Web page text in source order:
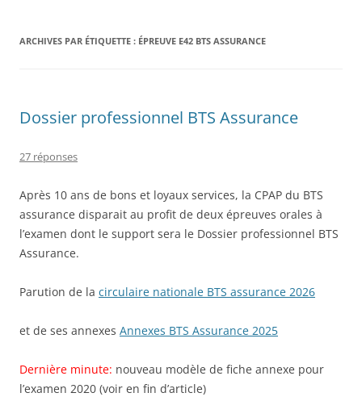
ARCHIVES PAR ÉTIQUETTE : ÉPREUVE E42 BTS ASSURANCE
Dossier professionnel BTS Assurance
27 réponses
Après 10 ans de bons et loyaux services, la CPAP du BTS
assurance disparait au profit de deux épreuves orales à
l’examen dont le support sera le Dossier professionnel BTS
Assurance.
Parution de la circulaire nationale BTS assurance 2026
et de ses annexes Annexes BTS Assurance 2025
Dernière minute: nouveau modèle de fiche annexe pour
l’examen 2020 (voir en fin d’article)